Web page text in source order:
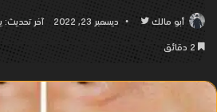
أبو مالك
تابع
ديسمبر 23, 2022 آخر تحديث: يناير